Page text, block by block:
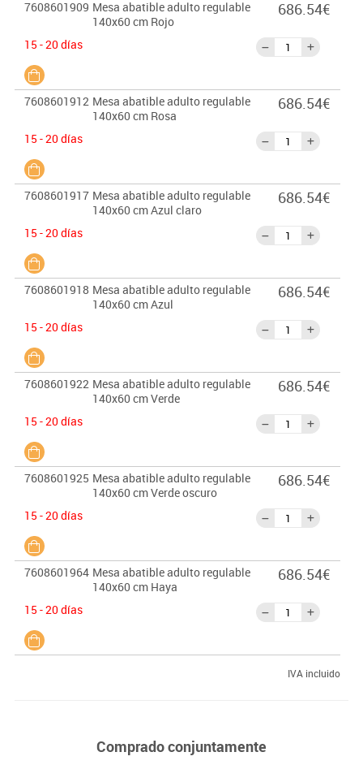
7608601909 Mesa abatible adulto regulable
140x60 cm Rojo
15 - 20 días
686.54€
7608601912 Mesa abatible adulto regulable
140x60 cm Rosa
15 - 20 días
686.54€
7608601917 Mesa abatible adulto regulable
140x60 cm Azul claro
15 - 20 días
686.54€
7608601918 Mesa abatible adulto regulable
140x60 cm Azul
15 - 20 días
686.54€
7608601922 Mesa abatible adulto regulable
140x60 cm Verde
15 - 20 días
686.54€
7608601925 Mesa abatible adulto regulable
140x60 cm Verde oscuro
15 - 20 días
686.54€
7608601964 Mesa abatible adulto regulable
140x60 cm Haya
15 - 20 días
686.54€
IVA incluido
Comprado conjuntamente